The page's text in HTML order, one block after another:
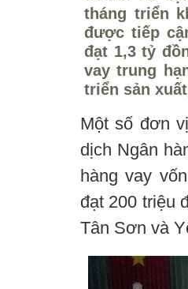
tháng triển
được tiếp
đạt 1,3 tỷ
vay trung
triển sản
Một số đơn
dịch Ngân
hàng vay
đạt 200 triệu
Tân Sơn và